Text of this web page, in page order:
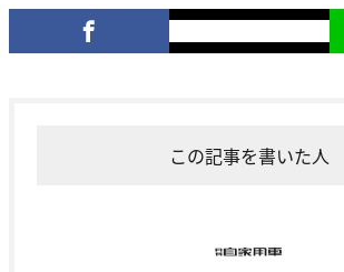
この記事を書いた人